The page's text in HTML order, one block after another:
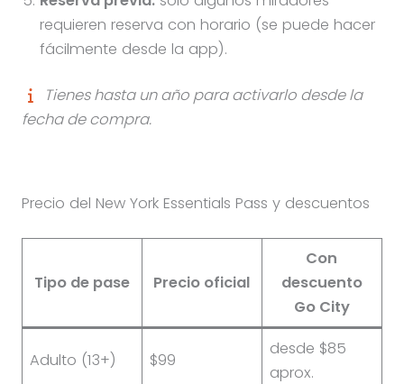
requieren reserva con horario (se puede hacer
fácilmente desde la app).
Tienes hasta un año para activarlo desde la
fecha de compra.
Precio del New York Essentials Pass y descuentos
Tipo de pase Precio oficial
Con
descuento
Go City
Adulto (13+) $99
desde $85
aprox.